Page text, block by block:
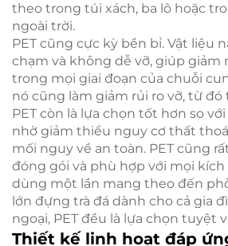
theo trong túi xách, ba lô hoặc
ngoài trời.
PET cũng cực kỳ bền bỉ. Vật liệu
chạm và không dễ vỡ, giúp giảm
trong mọi giai đoạn của chuỗi
nó cũng làm giảm rủi ro vỡ, từ đó
PET còn là lựa chọn tốt hơn so
nhờ giảm thiểu nguy cơ thất
mối nguy về an toàn. PET cũng
đóng gói và phù hợp với mọi kích
dùng một lần mang theo đến
lớn đựng trà đá dành cho cả gia
ngoại, PET đều là lựa chọn tuyệt
Thiết kế linh hoạt đáp